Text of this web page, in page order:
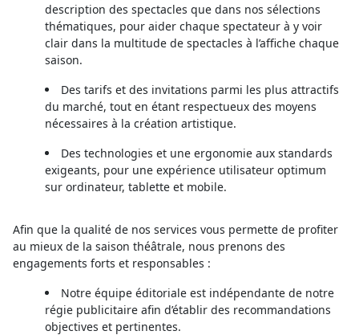
description des spectacles que dans nos sélections
thématiques, pour aider chaque spectateur à y voir
clair dans la multitude de spectacles à l’affiche chaque
saison.
Des tarifs et des invitations parmi les plus attractifs
du marché, tout en étant respectueux des moyens
nécessaires à la création artistique.
Des technologies et une ergonomie aux standards
exigeants, pour une expérience utilisateur optimum
sur ordinateur, tablette et mobile.
Afin que la qualité de nos services vous permette de profiter
au mieux de la saison théâtrale, nous prenons des
engagements forts et responsables :
Notre équipe éditoriale est indépendante de notre
régie publicitaire afin d’établir des recommandations
objectives et pertinentes.